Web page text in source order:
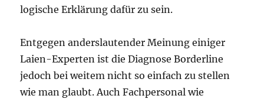
logische Erklärung dafür zu sein.
Entgegen anderslautender Meinung einiger
Laien-Experten ist die Diagnose Borderline
jedoch bei weitem nicht so einfach zu stellen
wie man glaubt. Auch Fachpersonal wie